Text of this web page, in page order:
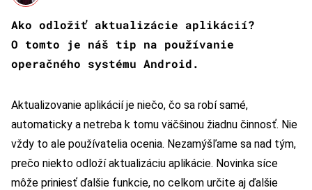
Ako odložiť aktualizácie aplikácií?
O tomto je náš tip na používanie
operačného systému Android.
Aktualizovanie aplikácií je niečo, čo sa robí samé,
automaticky a netreba k tomu väčšinou žiadnu činnosť. Nie
vždy to ale používatelia ocenia. Nezamýšľame sa nad tým,
prečo niekto odloží aktualizáciu aplikácie. Novinka síce
môže priniesť ďalšie funkcie, no celkom určite aj ďalšie